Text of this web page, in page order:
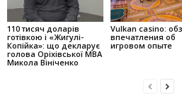
110 тисяч доларів
готівкою і «Жигулі-
Копійка»: що декларує
голова Оріхівської МВА
Микола Вініченко
Vulkan casino:
впечатления об
игровом опыте